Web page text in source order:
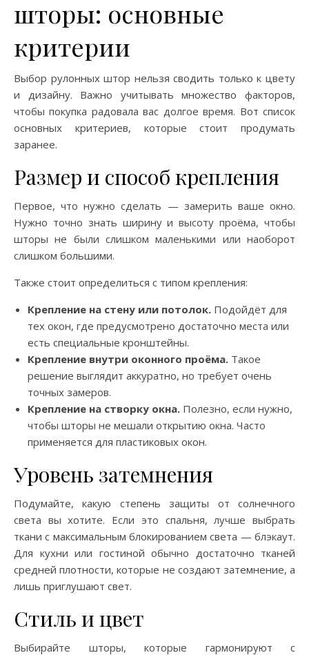
шторы: основные
критерии
Выбор рулонных штор нельзя сводить только к цвету
и дизайну. Важно учитывать множество факторов,
чтобы покупка радовала вас долгое время. Вот список
основных критериев, которые стоит продумать
заранее.
Размер и способ крепления
Первое, что нужно сделать — замерить ваше окно.
Нужно точно знать ширину и высоту проёма, чтобы
шторы не были слишком маленькими или наоборот
слишком большими.
Также стоит определиться с типом крепления:
Крепление на стену или потолок. Подойдёт для
тех окон, где предусмотрено достаточно места или
есть специальные кронштейны.
Крепление внутри оконного проёма. Такое
решение выглядит аккуратно, но требует очень
точных замеров.
Крепление на створку окна. Полезно, если нужно,
чтобы шторы не мешали открытию окна. Часто
применяется для пластиковых окон.
Уровень затемнения
Подумайте, какую степень защиты от солнечного
света вы хотите. Если это спальня, лучше выбрать
ткани с максимальным блокированием света — блэкаут.
Для кухни или гостиной обычно достаточно тканей
средней плотности, которые не создают затемнение, а
лишь приглушают свет.
Стиль и цвет
Выбирайте шторы, которые гармонируют с